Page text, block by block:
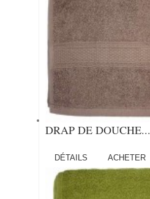
DRAP DE DOUCHE...
DÉTAILS ACHETER